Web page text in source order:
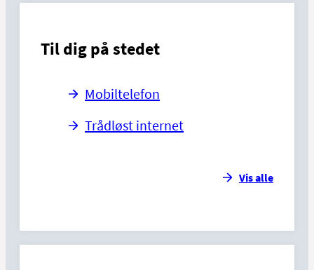
Til dig på stedet
Mobiltelefon
Trådløst internet
Vis alle